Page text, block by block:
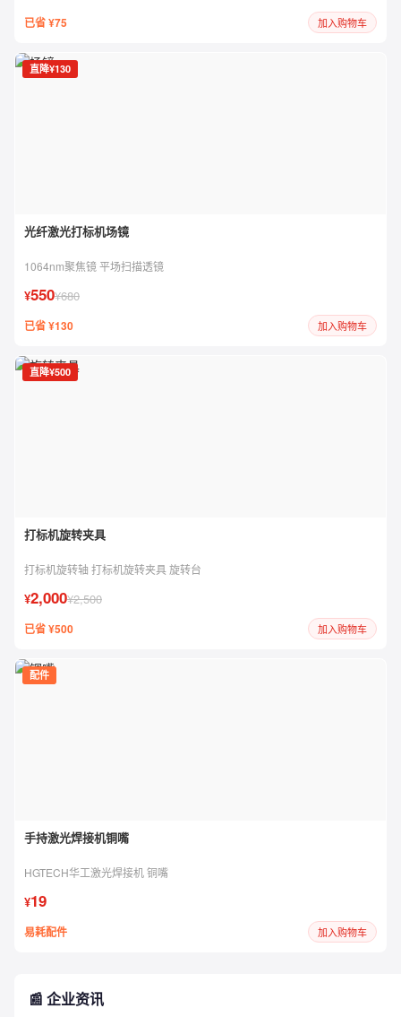
已省 ¥75 加入购物车
直降¥130
光纤激光打标机场镜
1064nm聚焦镜 平场扫描透镜
¥550¥680
已省 ¥130 加入购物车
直降¥500
打标机旋转夹具
打标机旋转轴 打标机旋转夹具 旋转台
¥2,000¥2,500
已省 ¥500 加入购物车
配件
手持激光焊接机铜嘴
HGTECH华工激光焊接机 铜嘴
¥19
易耗配件 加入购物车
📰 企业资讯